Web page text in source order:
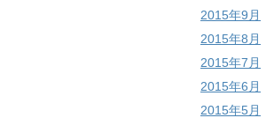
2015年9月
2015年8月
2015年7月
2015年6月
2015年5月